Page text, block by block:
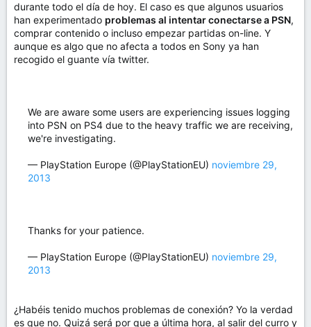
durante todo el día de hoy. El caso es que algunos usuarios
han experimentado problemas al intentar conectarse a PSN,
comprar contenido o incluso empezar partidas on-line. Y
aunque es algo que no afecta a todos en Sony ya han
recogido el guante vía twitter.
We are aware some users are experiencing issues logging
into PSN on PS4 due to the heavy traffic we are receiving,
we're investigating.
— PlayStation Europe (@PlayStationEU) noviembre 29,
2013
Thanks for your patience.
— PlayStation Europe (@PlayStationEU) noviembre 29,
2013
¿Habéis tenido muchos problemas de conexión? Yo la verdad
es que no. Quizá será por que a última hora, al salir del curro y